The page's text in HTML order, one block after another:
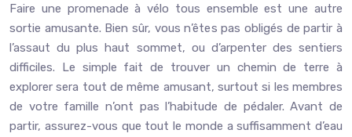
Faire une promenade à vélo tous ensemble est une autre
sortie amusante. Bien sûr, vous n’êtes pas obligés de partir à
l’assaut du plus haut sommet, ou d’arpenter des sentiers
difficiles. Le simple fait de trouver un chemin de terre à
explorer sera tout de même amusant, surtout si les membres
de votre famille n’ont pas l’habitude de pédaler. Avant de
partir, assurez-vous que tout le monde a suffisamment d’eau